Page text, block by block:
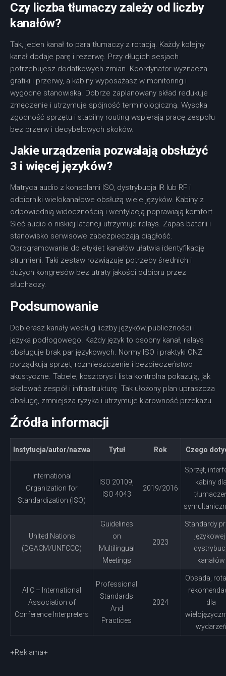
Czy liczba tłumaczy zależy od liczby
kanałów?
Tak, jeden kanał to para tłumaczy z rotacją. Każdy kolejny
kanał dodaje parę i rezerwę. Przy długich sesjach
potrzebujesz dodatkowych zmian. Koordynator wyznacza
grafiki i przerwy, a kabiny wyposażasz w monitoring i
wygodne stanowiska. Dobrze zaplanowany skład redukuje
zmęczenie i utrzymuje spójność terminologiczną. Wysoka
zgodność sprzętu i stabilny routing wspierają pracę zespołu
bez przerw i decybelowych skoków.
Jakie urządzenia pozwalają obsłużyć
3 i więcej języków?
Matryca audio z konsolami ISO, dystrybucja IR lub RF i
odbiorniki wielokanałowe obsłużą wiele języków. Kabiny z
odpowiednią widocznością i wentylacją poprawiają komfort.
Sieć audio o niskiej latencji utrzymuje relays. Zapas baterii i
stanowisko serwisowe zabezpieczają ciągłość.
Oprogramowanie do etykiet kanałów ułatwia identyfikację
strumieni. Taki zestaw rozwiązuje potrzeby średnich i
dużych kongresów bez utraty jakości odbioru przez
słuchaczy.
Podsumowanie
Dobierasz kanały według liczby języków publiczności i
języka podłogowego. Każdy język to osobny kanał, relays
obsługuje brak par językowych. Normy ISO i praktyki ONZ
porządkują sprzęt, rozmieszczenie i bezpieczeństwo
akustyczne. Tabele, kosztorys i lista kontrolna pokazują, jak
skalować zespół i infrastrukturę. Tak ułożony plan upraszcza
obsługę, zmniejsza ryzyka i utrzymuje klarowność przekazu.
Źródła informacji
Instytucja/autor/nazwa Tytuł Rok Czego
International
Organization for
Standardization (ISO)
ISO 20109,
ISO 4043
2019/2016
Sprzęt,
kabiny
United Nations
(DGACM/UNFCCC)
Guidelines
on
Multilingual
Meetings
2023
Standardy
językowej
kanałów
AIIC – International
Association of
Conference Interpreters
Professional
Standards
And
Practices
2024
Obsada,
dla
wydarzeń
+Reklama+